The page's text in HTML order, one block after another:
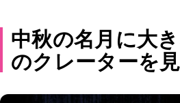
中秋の名月に大
のクレーターを